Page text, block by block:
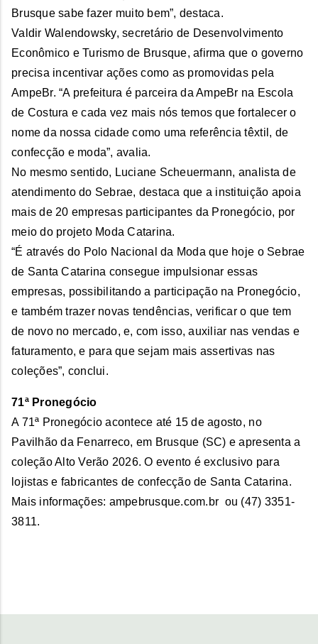
Brusque sabe fazer muito bem”, destaca.
Valdir Walendowsky, secretário de Desenvolvimento
Econômico e Turismo de Brusque, afirma que o governo
precisa incentivar ações como as promovidas pela
AmpeBr. “A prefeitura é parceira da AmpeBr na Escola
de Costura e cada vez mais nós temos que fortalecer o
nome da nossa cidade como uma referência têxtil, de
confecção e moda”, avalia.
No mesmo sentido, Luciane Scheuermann, analista de
atendimento do Sebrae, destaca que a instituição apoia
mais de 20 empresas participantes da Pronegócio, por
meio do projeto Moda Catarina.
“É através do Polo Nacional da Moda que hoje o Sebrae
de Santa Catarina consegue impulsionar essas
empresas, possibilitando a participação na Pronegócio,
e também trazer novas tendências, verificar o que tem
de novo no mercado, e, com isso, auxiliar nas vendas e
faturamento, e para que sejam mais assertivas nas
coleções”, conclui.
71ª Pronegócio
A 71ª Pronegócio acontece até 15 de agosto, no
Pavilhão da Fenarreco, em Brusque (SC) e apresenta a
coleção Alto Verão 2026. O evento é exclusivo para
lojistas e fabricantes de confecção de Santa Catarina.
Mais informações: ampebrusque.com.br ou (47) 3351-
3811.